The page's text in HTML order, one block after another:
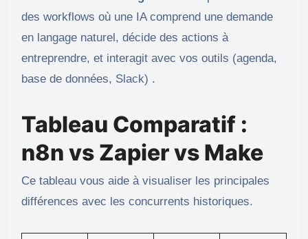
des workflows où une IA comprend une demande
en langage naturel, décide des actions à
entreprendre, et interagit avec vos outils (agenda,
base de données, Slack) .
Tableau Comparatif :
n8n vs Zapier vs Make
Ce tableau vous aide à visualiser les principales
différences avec les concurrents historiques.